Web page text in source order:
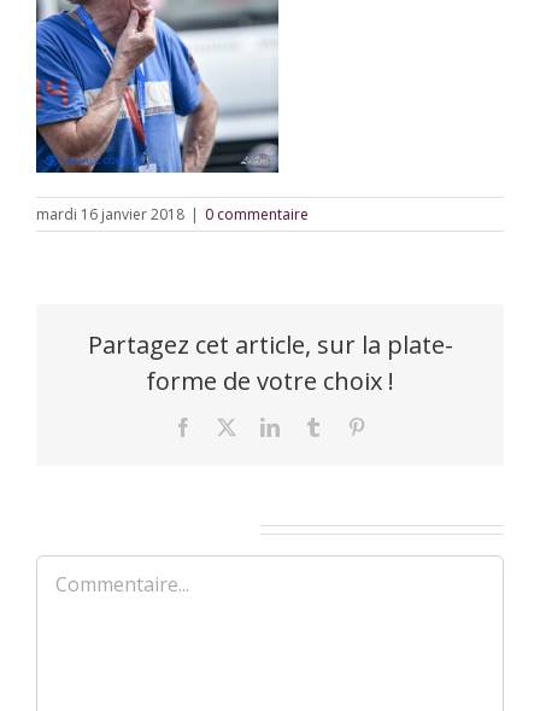
mardi 16 janvier 2018 | 0 commentaire
Partagez cet article, sur la plate-
forme de votre choix !
Facebook LinkedInTumblr
Commentaire